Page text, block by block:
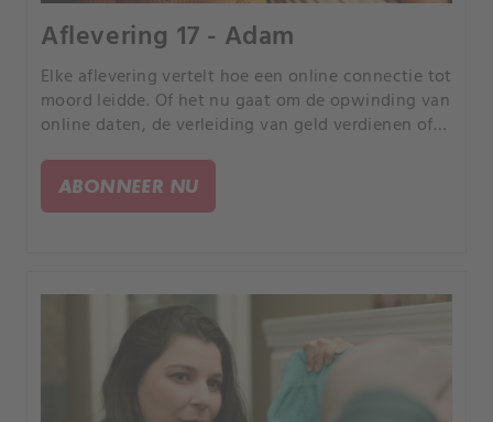
Aflevering 17 - Adam
Elke aflevering vertelt hoe een online connectie tot
moord leidde. Of het nu gaat om de opwinding van
online daten, de verleiding van geld verdienen of
anders, maar iedereen heeft een tragisch einde.
ABONNEER NU